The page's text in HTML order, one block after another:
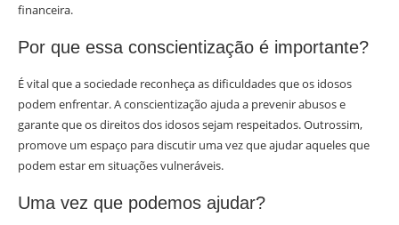
financeira.
Por que essa conscientização é importante?
É vital que a sociedade reconheça as dificuldades que os idosos
podem enfrentar. A conscientização ajuda a prevenir abusos e
garante que os direitos dos idosos sejam respeitados. Outrossim,
promove um espaço para discutir uma vez que ajudar aqueles que
podem estar em situações vulneráveis.
Uma vez que podemos ajudar?